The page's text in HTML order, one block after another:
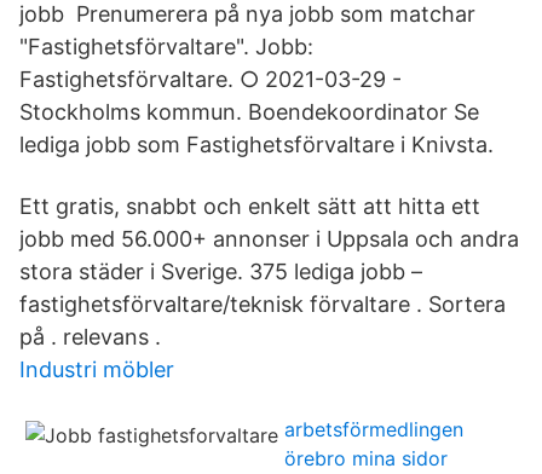
jobb Prenumerera på nya jobb som matchar
"Fastighetsförvaltare". Jobb:
Fastighetsförvaltare. ○ 2021-03-29 -
Stockholms kommun. Boendekoordinator Se
lediga jobb som Fastighetsförvaltare i Knivsta.
Ett gratis, snabbt och enkelt sätt att hitta ett
jobb med 56.000+ annonser i Uppsala och andra
stora städer i Sverige. 375 lediga jobb –
fastighetsförvaltare/teknisk förvaltare . Sortera
på . relevans .
Industri möbler
arbetsförmedlingen
örebro mina sidor